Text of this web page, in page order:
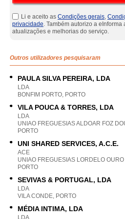
Li e aceito as Condições gerais,
privacidade. Também autorizo a
atualizações e melhorias do serviço.
Outros utilizadores pesquisaram
PAULA SILVA PEREIRA, LDA
LDA
BONFIM PORTO, PORTO
VILA POUCA & TORRES, LDA
LDA
UNIAO FREGUESIAS ALDOAR FOZ
PORTO
UNI SHARED SERVICES, A.C.E.
ACE
UNIAO FREGUESIAS LORDELO
PORTO
SEVIVAS & PORTUGAL, LDA
LDA
VILA CONDE, PORTO
MÉDIA INTIMA, LDA
LDA